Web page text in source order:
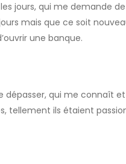
jours, qui me demande
mais que ce soit
une banque.
qui me connaît
ils étaient